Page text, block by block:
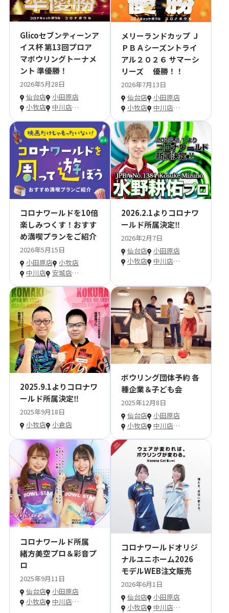
Glicoセブンティーンア
イス杯 第13回プロア
マボウリングトーナメ
ント 準優勝！
2026年5月28日
仙台店
小田原店
小牧店
中川店…
メリーランドカップ Ｊ
ＰＢＡシーズントライ
アル２０２６ サマーシ
リーズ 優勝！！
2026年7月13日
仙台店
小田原店
小牧店
中川店…
コロナワールドを10倍
楽しみつくす！おすす
め満喫プランをご紹介
2026年5月15日
小田原店
小牧店
中川店
安城店…
2026.2.1よりコロナワ
ールド所属決定‼
2026年2月7日
仙台店
小田原店
小牧店
中川店…
2025.9.1よりコロナワ
ールド所属決定‼
2025年9月18日
小牧店
小倉店
ボウリング団体予約 各
種企業＆子ども会
2025年12月8日
仙台店
小田原店
小牧店
中川店…
コロナワールド所属
緒方美空プロ＆彩音プ
ロ
2025年9月11日
仙台店
小田原店
小牧店
中川店…
コロナワールドオリジ
ナルユニホーム2026
モデルWEB注文販売
2026年6月1日
仙台店
小田原店
小牧店
中川店…